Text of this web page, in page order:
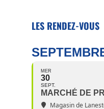
LES RENDEZ-VOUS
MER
30
SEPT.
MARCHÉ DE
Magasin de